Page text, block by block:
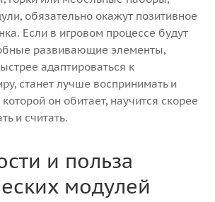
обязательно окажут позитивное
Если в игровом процессе будут
развивающие элементы,
адаптироваться к
станет лучше воспринимать и
он обитает, научится скорее
и считать.
и польза
модулей